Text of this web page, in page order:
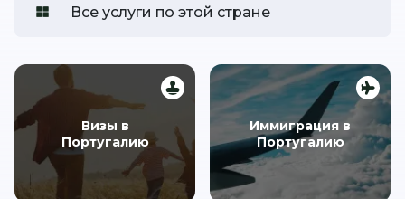
Все услуги по этой стране
Визы в
Португалию
Иммиграция в
Португалию